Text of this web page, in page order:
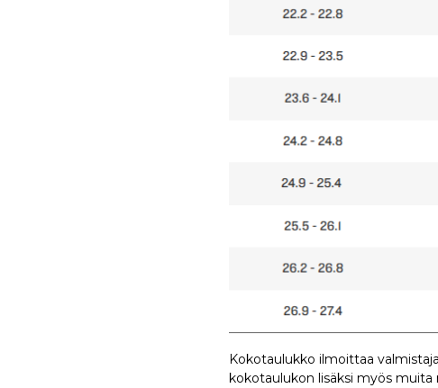
Kokotaulukko ilmoittaa
kokotaulukon lisäksi myös muita